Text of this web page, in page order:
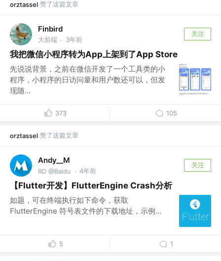
orztassel 赞了这篇文章
Finbird
大前端 · 3年前
关注
我把微信小程序转为App上架到了App Store
先说说背景，之前在微信开发了一个工具类的小
程序，小程序的日访问量和用户数还可以，但发
现随...
373 105
orztassel 赞了这篇文章
Andy__M
RD @Baidu · 4年前
关注
【Flutter开发】FlutterEngine Crash分析
如题，可在终端执行如下命令，获取
FlutterEngine 符号表文件的下载地址，示例...
5 1